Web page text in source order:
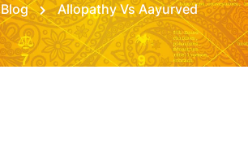
Blog Allopathy Vs Aayurved